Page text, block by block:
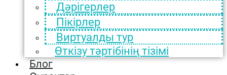
Дәрігерлер
Пікірлер
Виртуалды тур
Өткізу тәртібінің тізімі
Блог